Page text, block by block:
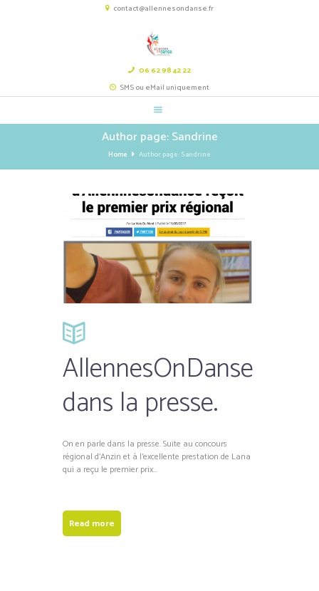
contact@allennesondanse.fr
06 62 98 42 22
SMS ou eMail uniquement
Author page: Sandrine
Home Author page: Sandrine
AllennesOnDanse
dans la presse.
On en parle dans la presse. Suite au concours
régional d’Anzin et à l’excellente prestation de Lana
qui a reçu le premier prix...
Read more